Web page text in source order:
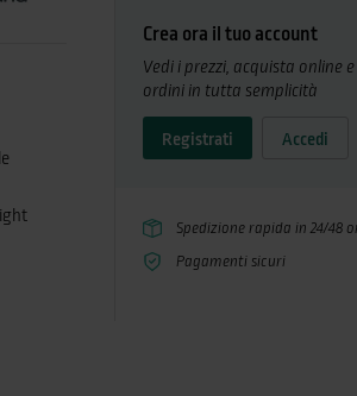
Crea ora il tuo account
Vedi i prezzi, acquista online
ordini in tutta semplicità
Registrati Accedi
Spedizione rapida in 24/48
Pagamenti sicuri